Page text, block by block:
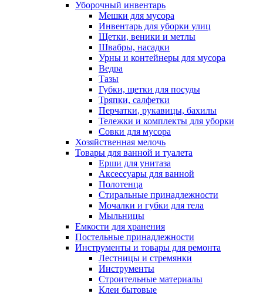
Уборочный инвентарь
Мешки для мусора
Инвентарь для уборки улиц
Щетки, веники и метлы
Швабры, насадки
Урны и контейнеры для мусора
Ведра
Тазы
Губки, щетки для посуды
Тряпки, салфетки
Перчатки, рукавицы, бахилы
Тележки и комплекты для уборки
Совки для мусора
Хозяйственная мелочь
Товары для ванной и туалета
Ерши для унитаза
Аксессуары для ванной
Полотенца
Стиральные принадлежности
Мочалки и губки для тела
Мыльницы
Емкости для хранения
Постельные принадлежности
Инструменты и товары для ремонта
Лестницы и стремянки
Инструменты
Строительные материалы
Клеи бытовые